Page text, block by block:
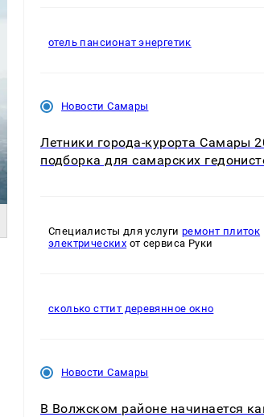
отель пансионат энергетик
Новости Самары
Летники города-курорта Самары
подборка для самарских
Специалисты для услугиремонт плиток
электрических от сервиса Руки
сколько сттит деревянное окно
Новости Самары
В Волжском районе начинается